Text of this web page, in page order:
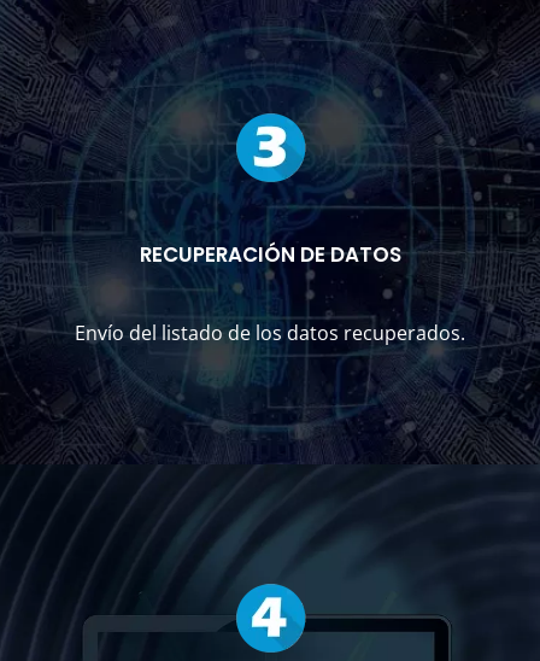
RECUPERACIÓN DE DATOS
Envío del listado de los datos recuperados.